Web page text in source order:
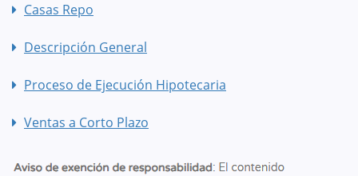
Casas Repo
Descripción General
Proceso de Ejecución Hipotecaria
Ventas a Corto Plazo